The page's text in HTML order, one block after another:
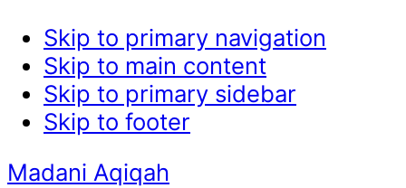
Skip to primary navigation
Skip to main content
Skip to primary sidebar
Skip to footer
Madani Aqiqah